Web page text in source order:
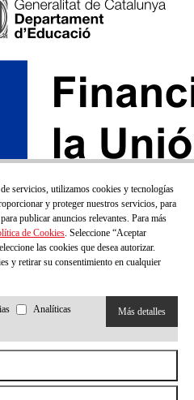
BOLETÍN!
servicios, utilizamos cookies y tecnologías
y proteger nuestros servicios, para
publicar anuncios relevantes. Para más
de Cookies. Seleccione “Aceptar
las cookies que desea autorizar.
y retirar su consentimiento en cualquier
Analíticas
Más detalles